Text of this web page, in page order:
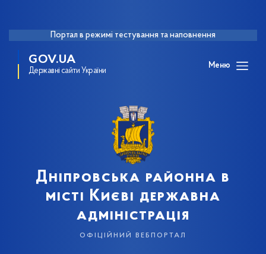
Портал в режимі тестування та наповнення
GOV.UA
Державні сайти України
Меню
Дніпровська районна в
місті Києві державна
адміністрація
офіційний вебпортал